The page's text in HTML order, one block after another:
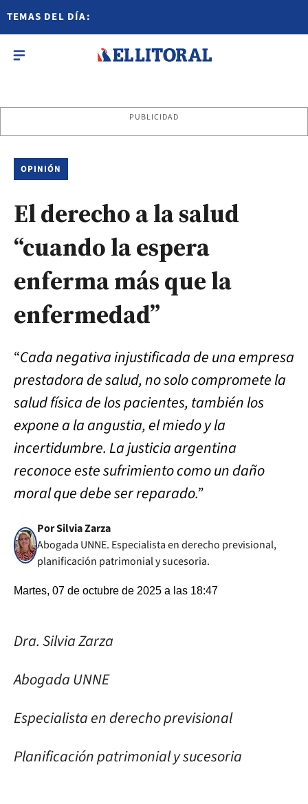
TEMAS DEL DÍA:
PUBLICIDAD
OPINIÓN
El derecho a la salud
“cuando la espera
enferma más que la
enfermedad”
“Cada negativa injustificada de una empresa
prestadora de salud, no solo compromete la
salud física de los pacientes, también los
expone a la angustia, el miedo y la
incertidumbre. La justicia argentina
reconoce este sufrimiento como un daño
moral que debe ser reparado.”
Por Silvia Zarza
Abogada UNNE. Especialista en derecho previsional,
planificación patrimonial y sucesoria.
Martes, 07 de octubre de 2025 a las 18:47
Dra. Silvia Zarza
Abogada UNNE
Especialista en derecho previsional
Planificación patrimonial y sucesoria